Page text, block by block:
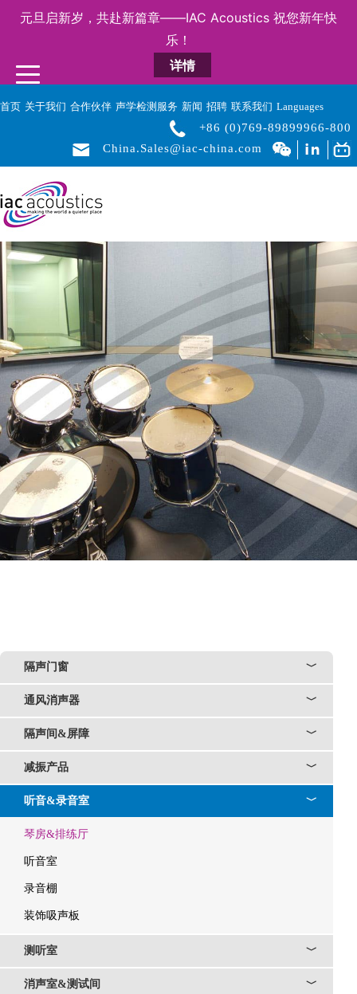
元旦启新岁，共赴新篇章——IAC Acoustics 祝您新年快
乐！
详情
首页 关于我们 合作伙伴 声学检测服务 新闻 招聘 联系我们 Languages
+86 (0)769-89899966-800
China.Sales@iac-china.com
﹀
隔声门窗
﹀
通风消声器
﹀
隔声间&屏障
﹀
减振产品
﹀
听音&录音室
琴房&排练厅
听音室
录音棚
装饰吸声板
﹀
测听室
﹀
消声室&测试间